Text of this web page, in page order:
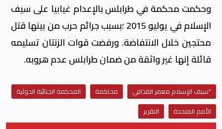
وحكمت محكمة في طرابلس بالإعدام غيابيا على سيف
الإسلام في يوليو 2015 ؛بسبب جرائم حرب من بينها قتل
محتجين خلال الانتفاضة. ورفضت قوات الزنتان تسليمه
قائلة إنها غير واثقة من ضمان طرابلس عدم هروبه.
"سيف الإسلام معمر القذافي محاكمة
المحكمة الجنائية الدولية
الأمم المتحدة
التقرير